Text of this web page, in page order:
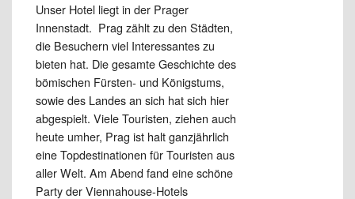
Unser Hotel liegt in der Prager
Innenstadt. Prag zählt zu den Städten,
die Besuchern viel Interessantes zu
bieten hat. Die gesamte Geschichte des
bömischen Fürsten- und Königstums,
sowie des Landes an sich hat sich hier
abgespielt. Viele Touristen, ziehen auch
heute umher, Prag ist halt ganzjährlich
eine Topdestinationen für Touristen aus
aller Welt. Am Abend fand eine schöne
Party der Viennahouse-Hotels